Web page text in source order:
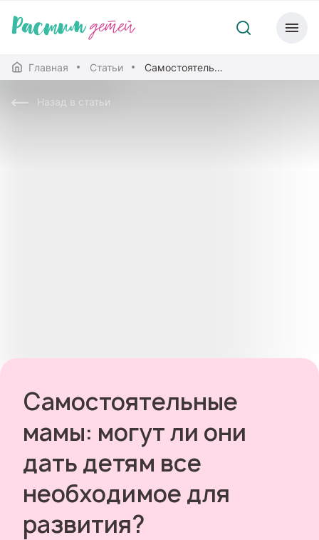
Главная Статьи Самостоятельные мамы: могут ли они дать детям все необходимое для развития?
Назад в статьи
Самостоятельные
мамы: могут ли они
дать детям все
необходимое для
развития?